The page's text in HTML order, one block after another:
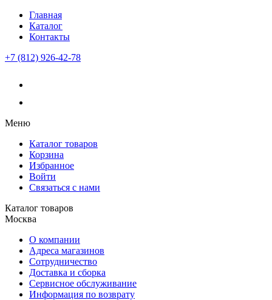
Главная
Каталог
Контакты
+7 (812) 926-42-78
Меню
Каталог товаров
Корзина
Избранное
Войти
Связаться с нами
Каталог товаров
Москва
О компании
Адреса магазинов
Сотрудничество
Доставка и сборка
Сервисное обслуживание
Информация по возврату